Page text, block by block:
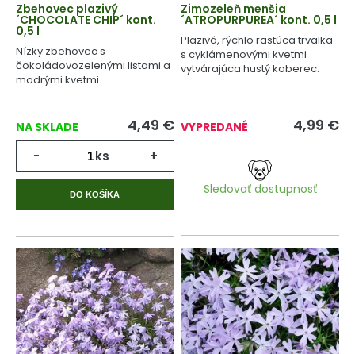
Zbehovec plazivý
´CHOCOLATE CHIP´ kont.
0,5 l
Nízky zbehovec s
čokoládovozelenými listami a
modrými kvetmi.
NA SKLADE 4,49 €
- ks +
DO KOŠÍKA
Zimozeleň menšia
´ATROPURPUREA´ kont. 0,5 l
Plazivá, rýchlo rastúca trvalka
s cyklámenovými kvetmi
vytvárajúca hustý koberec.
VYPREDANÉ 4,99 €
Sledovať dostupnosť